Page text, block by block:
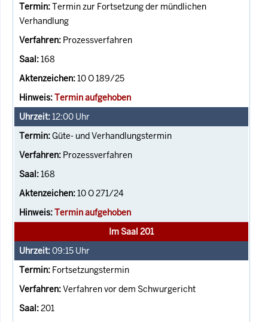
Termin zur Fortsetzung der mündlichen
Verhandlung
Prozessverfahren
168
10 O 189/25
Termin aufgehoben
12:00 Uhr
Güte- und Verhandlungstermin
Prozessverfahren
168
10 O 271/24
Termin aufgehoben
Im Saal 201
09:15 Uhr
Fortsetzungstermin
Verfahren vor dem Schwurgericht
201